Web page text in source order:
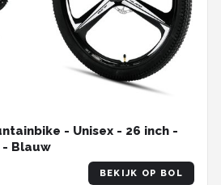
- Unisex - 26 inch -
- Blauw
BEKIJK OP BOL